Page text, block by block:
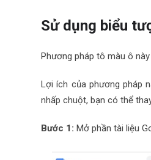
Sử dụng biểu
Phương pháp tô màu ô
Lợi ích của phương pháp
nhấp chuột, bạn có thể
Bước 1: Mở phần tài liệu